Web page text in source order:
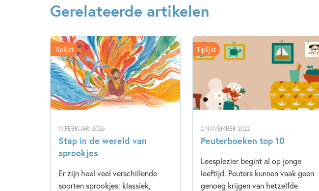
Gerelateerde artikelen
11 FEBRUARI 2026
Stap in de wereld van
sprookjes
Er zijn heel veel verschillende
soorten sprookjes: klassiek,
Tiplijst
2 NOVEMBER 2022
Peuterboeken top 10
Leesplezier begint al op jonge
leeftijd. Peuters kunnen vaak geen
genoeg krijgen van hetzelfde
Tiplijst